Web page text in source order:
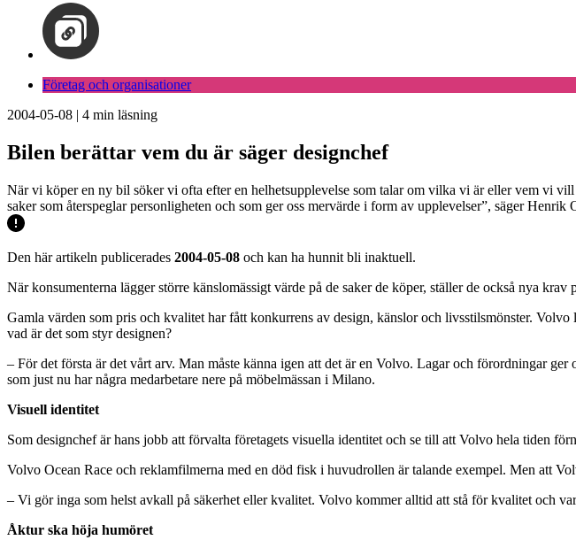
Företag och organisationer
2004-05-08 | 4 min läsning
Bilen berättar vem du är säger designchef
När vi köper en ny bil söker vi ofta efter en helhetsupplevelse som talar om vilka vi är eller vem vi
saker som återspeglar personligheten och som ger oss mervärde i form av upplevelser”, säger Henrik
Den här artikeln publicerades 2004-05-08 och kan ha hunnit bli inaktuell.
När konsumenterna lägger större känslomässigt värde på de saker de köper, ställer de också nya krav
Gamla värden som pris och kvalitet har fått konkurrens av design, känslor och livsstilsmönster.
vad är det som styr designen?
– För det första är det vårt arv. Man måste känna igen att det är en Volvo. Lagar och förordningar
som just nu har några medarbetare nere på möbelmässan i Milano.
Visuell identitet
Som designchef är hans jobb att förvalta företagets visuella identitet och se till att Volvo hela tiden
Volvo Ocean Race och reklamfilmerna med en död fisk i huvudrollen är talande exempel. Men att
– Vi gör inga som helst avkall på säkerhet eller kvalitet. Volvo kommer alltid att stå för kvalitet och
Åktur ska höja humöret